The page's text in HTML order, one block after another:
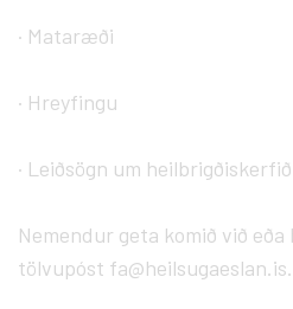
· Mataræði
· Hreyfingu
· Leiðsögn um heilbrigðiskerfið
Nemendur geta komið við eða
tölvupóst fa@heilsugaeslan.is.